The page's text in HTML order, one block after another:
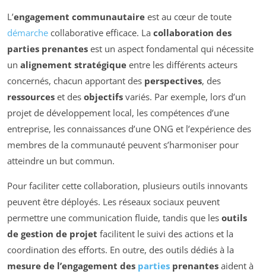
L’engagement communautaire est au cœur de toute
démarche collaborative efficace. La collaboration des
parties prenantes est un aspect fondamental qui nécessite
un alignement stratégique entre les différents acteurs
concernés, chacun apportant des perspectives, des
ressources et des objectifs variés. Par exemple, lors d’un
projet de développement local, les compétences d’une
entreprise, les connaissances d’une ONG et l’expérience des
membres de la communauté peuvent s’harmoniser pour
atteindre un but commun.
Pour faciliter cette collaboration, plusieurs outils innovants
peuvent être déployés. Les réseaux sociaux peuvent
permettre une communication fluide, tandis que les outils
de gestion de projet facilitent le suivi des actions et la
coordination des efforts. En outre, des outils dédiés à la
mesure de l’engagement des parties prenantes aident à